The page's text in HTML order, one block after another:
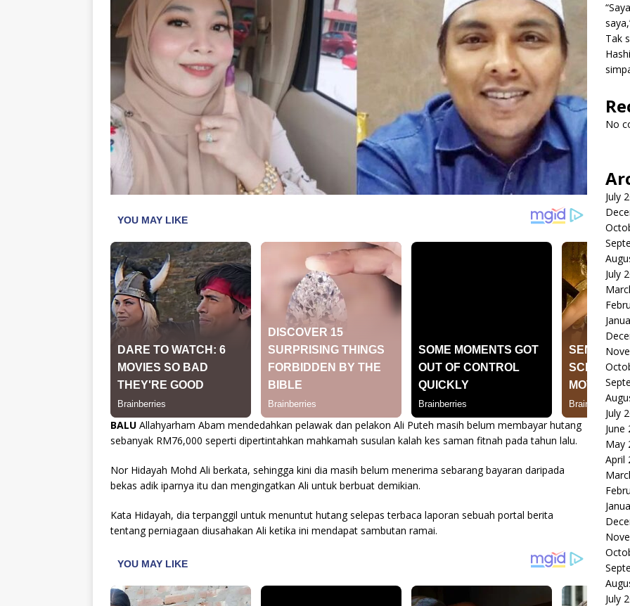
BALU Allahyarham Abam mendedahkan pelawak dan pelakon Ali Puteh masih belum membayar hutang
sebanyak RM76,000 seperti dipertintahkan mahkamah susulan kalah kes saman fitnah pada tahun lalu.
Nor Hidayah Mohd Ali berkata, sehingga kini dia masih belum menerima sebarang bayaran daripada
bekas adik iparnya itu dan mengingatkan Ali untuk berbuat demikian.
Kata Hidayah, dia terpanggil untuk menuntut hutang selepas terbaca laporan sebuah portal berita
tentang perniagaan diusahakan Ali ketika ini mendapat sambutan ramai.
Tak
No
July
July
July
June
May
April
July